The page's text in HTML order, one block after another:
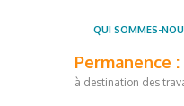
Permanence
à destination des
QUI SOMMES-